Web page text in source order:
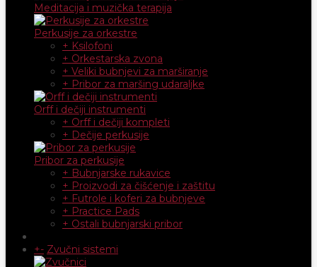
Meditacija i muzička terapija
Perkusije za orkestre
+ Ksilofoni
+ Orkestarska zvona
+ Veliki bubnjevi za marširanje
+ Pribor za maršing udaraljke
Orff i dečiji instrumenti
+ Orff i dečiji kompleti
+ Dečije perkusije
Pribor za perkusije
+ Bubnjarske rukavice
+ Proizvodi za čišćenje i zaštitu
+ Futrole i koferi za bubnjeve
+ Practice Pads
+ Ostali bubnjarski pribor
+- Zvučni sistemi